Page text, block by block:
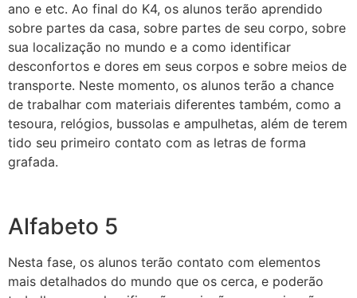
ano e etc. Ao final do K4, os alunos terão aprendido
sobre partes da casa, sobre partes de seu corpo, sobre
sua localização no mundo e a como identificar
desconfortos e dores em seus corpos e sobre meios de
transporte. Neste momento, os alunos terão a chance
de trabalhar com materiais diferentes também, como a
tesoura, relógios, bussolas e ampulhetas, além de terem
tido seu primeiro contato com as letras de forma
grafada.
Alfabeto 5
Nesta fase, os alunos terão contato com elementos
mais detalhados do mundo que os cerca, e poderão